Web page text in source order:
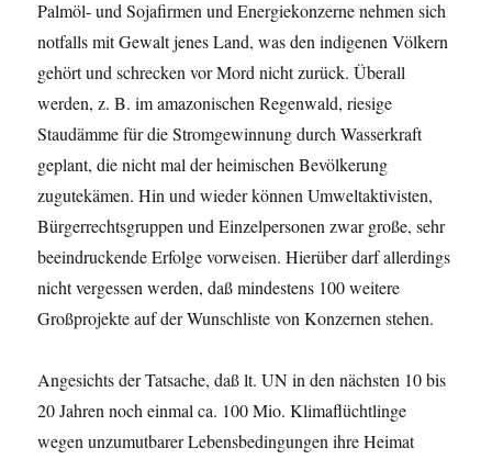
Palmöl- und Sojafirmen und Energiekonzerne nehmen sich
notfalls mit Gewalt jenes Land, was den indigenen Völkern
gehört und schrecken vor Mord nicht zurück. Überall
werden, z. B. im amazonischen Regenwald, riesige
Staudämme für die Stromgewinnung durch Wasserkraft
geplant, die nicht mal der heimischen Bevölkerung
zugutekämen. Hin und wieder können Umweltaktivisten,
Bürgerrechtsgruppen und Einzelpersonen zwar große, sehr
beeindruckende Erfolge vorweisen. Hierüber darf allerdings
nicht vergessen werden, daß mindestens 100 weitere
Großprojekte auf der Wunschliste von Konzernen stehen.
Angesichts der Tatsache, daß lt. UN in den nächsten 10 bis
20 Jahren noch einmal ca. 100 Mio. Klimaflüchtlinge
wegen unzumutbarer Lebensbedingungen ihre Heimat